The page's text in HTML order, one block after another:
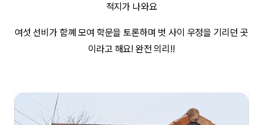
적지가 나와요
여섯 선비가 함꼐 모여 학문을 토론하며 벗 사이 우정을 기리던 곳
이라고 해요! 완전 의리!!